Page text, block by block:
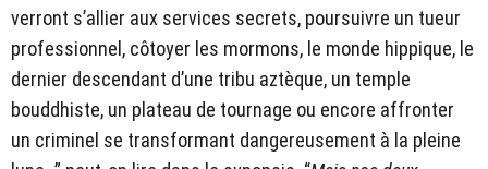
verront s’allier aux services secrets, poursuivre un tueur
professionnel, côtoyer les mormons, le monde hippique, le
dernier descendant d’une tribu aztèque, un temple
bouddhiste, un plateau de tournage ou encore affronter
un criminel se transformant dangereusement à la pleine